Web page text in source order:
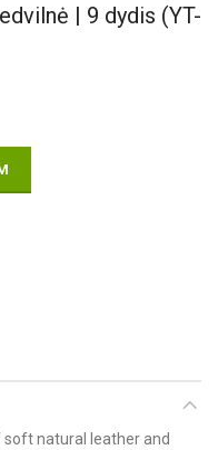
| 9 dydis (YT-
soft natural leather and